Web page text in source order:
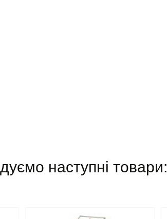
наступні товари: